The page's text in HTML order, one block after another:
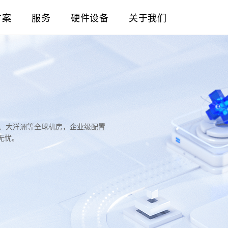
服务 硬件设备 关于我们
大洋洲等全球机房，企业级配置
。